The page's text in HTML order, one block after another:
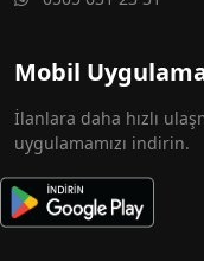
Mobil
İlanlara daha hızlı
uygulamamızı indirin.